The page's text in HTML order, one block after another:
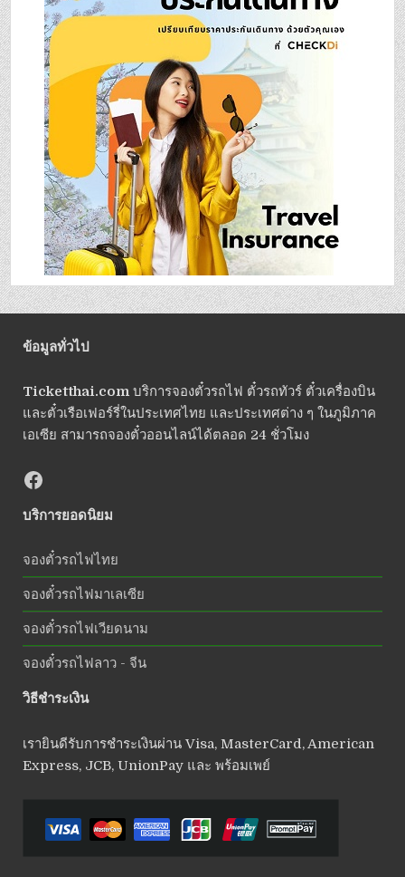
ข้อมูลทั่วไป
Ticketthai.comบริการจองตั๋วรถไฟ ตั๋วรถทัวร์ ตั๋วเครื่องบิน
และตั๋วเรือเฟอร์รี่ในประเทศไทย และประเทศต่าง ๆ ในภูมิภาค
เอเซีย สามารถจองตั๋วออนไลน์ได้ตลอด 24 ชั่วโมง
บริการยอดนิยม
จองตั๋วรถไฟไทย
จองตั๋วรถไฟมาเลเซีย
จองตั๋วรถไฟเวียดนาม
จองตั๋วรถไฟลาว - จีน
วิธีชำระเงิน
เรายินดีรับการชำระเงินผ่าน Visa, MasterCard, American
Express, JCB, UnionPay และ พร้อมเพย์